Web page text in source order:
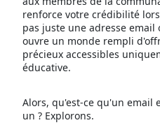
renforce votre crédibilité
pas juste une adresse
ouvre un monde rempli
précieux accessibles
éducative.
Alors, qu'est-ce qu'un email
un ? Explorons.